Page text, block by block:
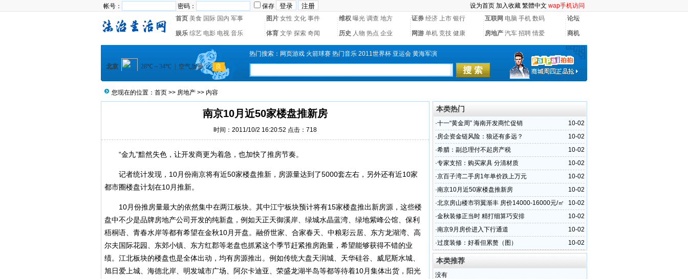
帐号： 密码： 保存 设为首页 加入收藏 繁體中文 wap手机访问
首页 美食 国际 国内 军事 图片 女性 文化 事件 维权 曝光 调查 地方 证券 经济 上市 银行 互联网 电脑 手机 数码 论坛
娱乐 综艺 电影 电视 音乐 体育 文学 探索 奇闻 历史 人物 热点 企业 网游 单机 竞技 健康 房地产 汽车 招聘 情爱 商机
热门搜索： 网页游戏 火箭球赛 热门音乐 2011世界杯 亚运会 黄海军演
您现在的位置： 首页 >> 房地产 >> 内容
南京10月近50家楼盘推新房
时间：2011/10/2 16:20:52 点击： 718
“金九”黯然失色，让开发商更为着急，也加快了推房节奏。
记者统计发现，10月份南京将有近50家楼盘推新，房源量达到了5000套左右，另外还有近10家
都市圈楼盘计划在10月推新。
10月份推房量最大的依然集中在两江板块。其中江宁板块预计将有15家楼盘推出新房源，这些楼
盘中不少是品牌房地产公司开发的纯新盘，例如天正天御溪岸、绿城水晶蓝湾、绿地紫峰公馆、保利
梧桐语、青春水岸等都有希望在金秋10月开盘。融侨世家、合家春天、中粮彩云居、东方龙湖湾、高
尔夫国际花园、东郊小镇、东方红郡等老盘也抓紧这个季节赶紧推房跑量，希望能够获得不错的业
绩。江北板块的楼盘也是全体出动，均有房源推出。例如传统大盘天润城、天华硅谷、威尼斯水城、
旭日爱上城、海德北岸、明发城市广场、阿尔卡迪亚、荣盛龙湖半岛等都等待着10月集体出货，阳光
本类热门
10-02
·十一“黄金周” 海南开发商忙促销
10-02
·房企资金链风险：狼还有多远？
10-02
·希腊：副总理付不起房产税
10-02
·专家支招：购买家具 分清材质
10-02
·京百子湾二手房1年单价跌上万元
10-02
·南京10月近50家楼盘推新房
10-02
·北京房山楼市羽翼渐丰 房价14000-16000元/㎡
10-02
·金秋装修正当时 精打细算巧安排
10-02
·南京9月房价进入下行通道
10-02
·过度装修：好看但累赘（图）
本类推荐
没有